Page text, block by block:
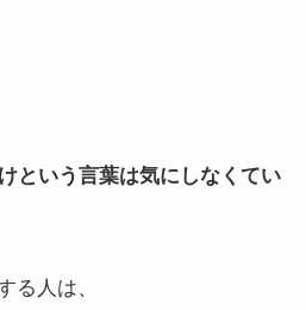
という言葉は気にしなくてい
る人は、